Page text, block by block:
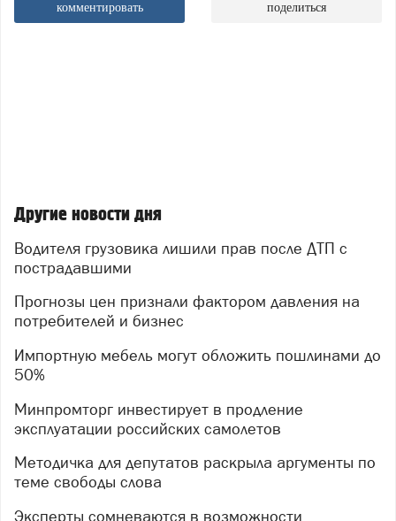
комментировать поделиться
Другие новости дня
Водителя грузовика лишили прав после ДТП с
пострадавшими
Прогнозы цен признали фактором давления на
потребителей и бизнес
Импортную мебель могут обложить пошлинами до
50%
Минпромторг инвестирует в продление
эксплуатации российских самолетов
Методичка для депутатов раскрыла аргументы по
теме свободы слова
Эксперты сомневаются в возможности